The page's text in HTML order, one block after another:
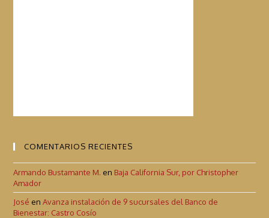
COMENTARIOS RECIENTES
Armando Bustamante M. en Baja California Sur, por Christopher
Amador
José enAvanza instalación de 9 sucursales del Banco de
Bienestar: Castro Cosío